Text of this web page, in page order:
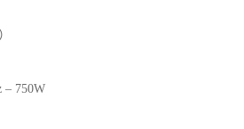
– 750W